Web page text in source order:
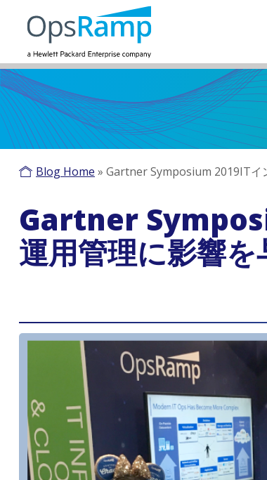
Blog Home » Gartner Symposium 2019ITイ
Gartner
運用管理に影響